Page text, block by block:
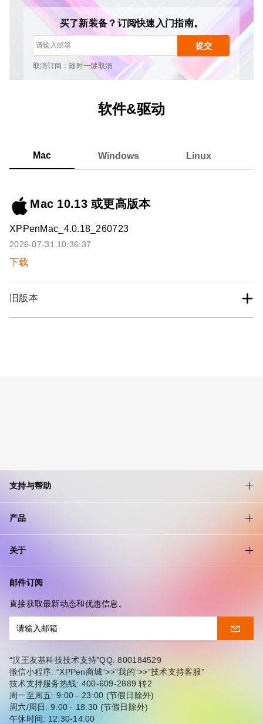
买了新装备？订阅快速入门指南。
提交
新品发布与优惠活动
艺术家故事与灵感
每月1-2封邮件，绝不发送垃圾邮件
取消订阅：随时一键取消
软件&驱动
Mac Windows Linux
Mac 10.13 或更高版本
XPPenMac_4.0.18_260723
2026-07-31 10:36:37
下载
旧版本 +
支持与帮助
产品
关于
邮件订阅
直接获取最新动态和优惠信息。
“汉王友基科技技术支持”QQ: 800184529
微信小程序: “XPPen商城”>>"我的”>>"技术支持客服”
技术支持服务热线: 400-609-2889 转2
周一至周五: 9:00 - 23:00 (节假日除外)
周六/周日: 9:00 - 18:30 (节假日除外)
午休时间: 12:30-14:00